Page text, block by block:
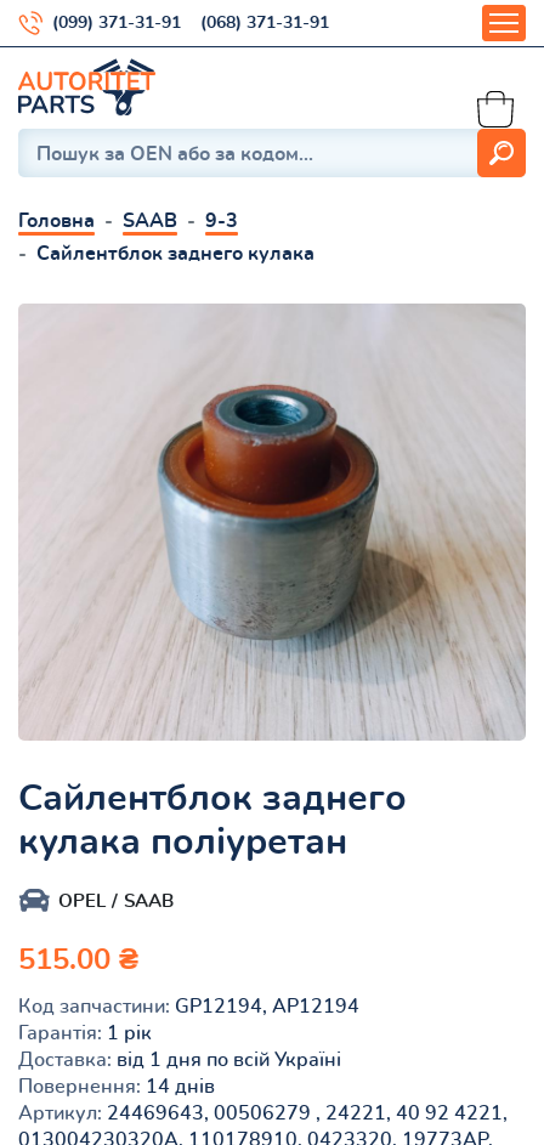
(099) 371-31-91 (068) 371-31-91
Головна SAAB
9-3
Сайлентблок заднего кулака
Сайлентблок заднего
кулака поліуретан
OPEL SAAB
515.00 ₴
Код запчастини: GP12194, AP12194
Гарантія: 1 рік
Доставка: від 1 дня по всій Україні
Повернення: 14 днів
Артикул: 24469643, 00506279 , 24221, 40 92 4221,
013004230320A, 110178910, 0423320, 19773AP,